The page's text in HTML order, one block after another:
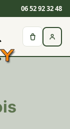
06 52 92 32 48